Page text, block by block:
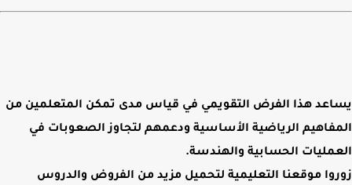
يساعد هذا الفرض التقويمي في قياس مدى تمكن المتعلمين من
المفاهيم الرياضية الأساسية ودعمهم لتجاوز الصعوبات في
العمليات الحسابية والهندسة.
زوروا موقعنا التعليمية لتحميل مزيد من الفروض والدروس